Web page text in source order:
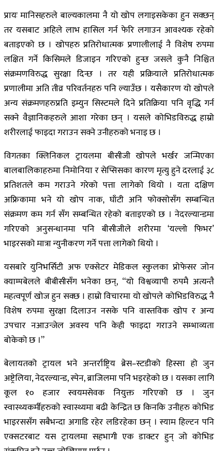
प्रायः मानिसहरुले बाल्यकालमा नै यो खोप लगाइसकेका हुन सक्छन्
तर यसबाट अहिले लाभ हासिल गर्न फेरि लगाउन आवश्यक रहेको
बताइएको छ । खोपहरु प्रतिरोधात्मक प्रणालीलाई नै विशेष रुपमा
लक्षित गर्ने किसिमले डिजाइन गरिएको हुन्छ जसले कुनै निश्चित
संक्रमणविरुद्ध सुरक्षा दिन्छ । तर यही प्रक्रियाले प्रतिरोधात्मक
प्रणालीमा अति तीव्र परिवर्तनहरु पनि ल्याउँछ । यसैकारण यो खोपले
अन्य संक्रमणहरुप्रति इम्युन सिस्टमले दिने प्रतिक्रिया पनि वृद्धि गर्न
सक्ने वैज्ञानिकहरुले आशा गरेका छन् । यसले कोभिडविरुद्ध हाम्रो
शरीरलाई फाइदा गराउन सक्ने उनीहरुको भनाइ छ ।
विगतका क्लिनिकल ट्रायलमा बीसीजी खोपले भर्खर जन्मिएका
बालबालिकाहरुमा निमोनिया र सेप्सिसका कारण मृत्यु हुने दरलाई ३८
प्रतिशतले कम गराउने गरेको पत्ता लागेको थियो । यता दक्षिण
अफ्रिकामा भने यो खोप नाक, घाँटी अनि फोक्सोसँग सम्बन्धित
संक्रमण कम गर्न सँग सम्बन्धित रहेको बताइएको छ । नेदरल्यान्डमा
गरिएको अनुसन्धानमा पनि बीसीजीले शरीरमा ‘यल्लो फिभर’
भाइरसको मात्रा न्युनीकरण गर्ने पत्ता लागेको थियो ।
यसबारे युनिभर्सिटी अफ एक्सेटर मेडिकल स्कुलका प्रोफेसर जोन
क्याम्पबेलले बीबीसीसँग भनेका छन्, “यो विश्वव्यापी रुपमै अत्यन्तै
महत्वपूर्ण खोज हुन सक्छ । हाम्रो विचारमा यो खोपले कोभिडविरुद्ध नै
विशेष रुपमा सुरक्षा दिलाउन नसके पनि वास्तविक खोप र अन्य
उपचार नआउन्जेल अवस्य पनि केही फाइदा गराउने सम्भाव्यता
बोकेको छ ।”
बेलायतको ट्रायल भने अन्तर्राष्ट्रिय ब्रेस–स्टडीको हिस्सा हो जुन
अष्ट्रेलिया, नेदरल्यान्ड, स्पेन, ब्राजिलमा पनि भइरहेको छ । यसका लागि
कूल १० हजार स्वयमसेवक नियुक्त गरिएको छ । जुन
स्वास्थ्यकर्मीहरुको स्वास्थ्यमा बढी केन्द्रित छ किनकि उनीहरु कोभिड
भाइरससँग सबैभन्दा अगाडि रहेर लडिरहेका छन् । स्याम हिल्टन पनि
एक्सटरबाट यस ट्रायलमा सहभागी एक डाक्टर हुन् जो कोभिड